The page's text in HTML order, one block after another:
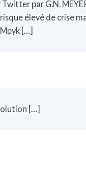
par G.N.
élevé de crise
[…]
[…]